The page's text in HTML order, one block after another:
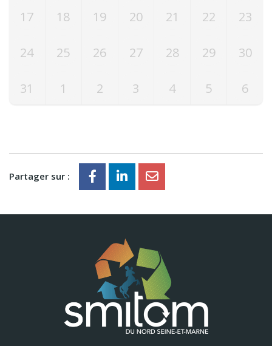
17 18 19 20 21 22 23
24 25 26 27 28 29 30
31 1 2 3 4 5 6
Partager sur :